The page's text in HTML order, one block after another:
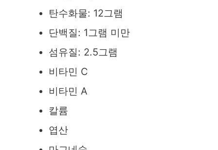
탄수화물: 12그램
단백질: 1그램 미만
섬유질: 2.5그램
비타민 C
비타민 A
칼륨
엽산